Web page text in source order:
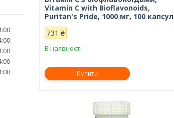
Vitamin C with Bioflavonoids,
Puritan's Pride, 1000 мг, 100 капсул
731 ₴
В наявності
Купити